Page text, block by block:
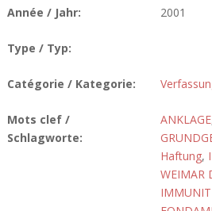
Année / Jahr: 2001
Type / Typ:
Catégorie / Kategorie:
Mots clef /
Schlagworte:
ANKLAGE
Haftung,
WEIMAR